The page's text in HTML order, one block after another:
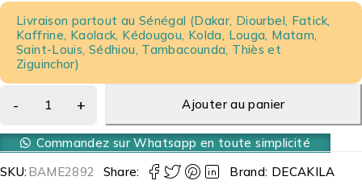
Livraison partout au Sénégal (Dakar, Diourbel, Fatick,
Kaffrine, Kaolack, Kédougou, Kolda, Louga, Matam,
Saint-Louis, Sédhiou, Tambacounda, Thiès et
Ziguinchor)
Ajouter au panier
Commandez sur Whatsapp en toute simplicité
SKU:BAME2892 Share: Brand: DECAKILA